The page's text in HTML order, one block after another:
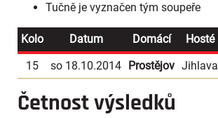
Tučně je vyznačen tým soupeře
Kolo Datum Domácí Hosté
15
so 18.10.2014 Prostějov Jihlava
Četnost výsledků